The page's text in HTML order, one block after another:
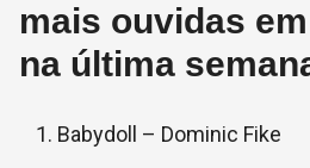
mais ouvidas
na última
Babydoll – Dominic Fike